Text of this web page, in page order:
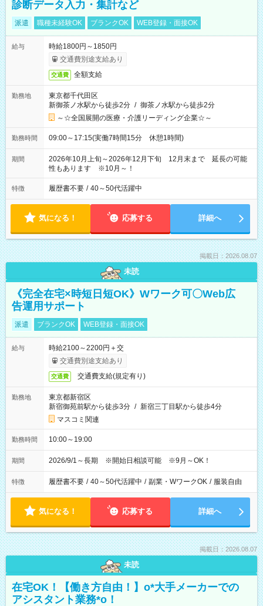
診断データ入力・集計など
派遣 職種未経験OK ブランクOK WEB登録・面接OK
給与
時給1800円～1850円
交通費別途支給あり
交通費 全額支給
勤務地
東京都千代田区
新御茶ノ水駅から徒歩2分 / 御茶ノ水駅から徒歩2分
～☆全国展開の医療・介護リーディング企業☆～
勤務時間 09:00～17:15(実働7時間15分 休憩1時間)
期間
2026年10月上旬～2026年12月下旬 12月末まで 延長の可能
性もあります ※10月～！
特徴 履歴書不要 / 40～50代活躍中
気になる！ 応募する 詳細へ
掲載日：2026.08.07
未読
《完全在宅×時短日短OK》Wワーク可〇Web広
告運用サポート
派遣 ブランクOK WEB登録・面接OK
給与
時給2100～2200円＋交
交通費別途支給あり
交通費 交通費支給(規定有り)
勤務地
東京都新宿区
新宿御苑前駅から徒歩3分 / 新宿三丁目駅から徒歩4分
マスコミ関連
勤務時間 10:00～19:00
期間 2026/9/1～長期 ※開始日相談可能 ※9月～OK！
特徴 履歴書不要 / 40～50代活躍中 / 副業・WワークOK / 服装自由
気になる！ 応募する 詳細へ
掲載日：2026.08.07
未読
在宅OK！【働き方自由！】o*大手メーカーでの
アシスタント業務*o！